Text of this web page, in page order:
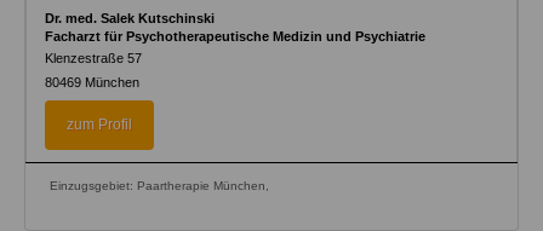
Dr. med. Salek Kutschinski
Facharzt für Psychotherapeutische Medizin und Psychiatrie
Klenzestraße 57
80469 München
zum Profil
Einzugsgebiet: Paartherapie München,